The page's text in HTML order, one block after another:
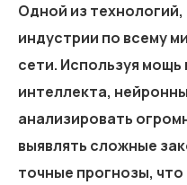
Одной из
индустрии по всему
сети. Используя мощь
интеллекта,
анализировать
выявлять сложные
точные прогнозы,